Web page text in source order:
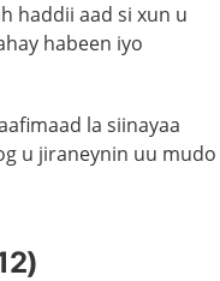
haddii aad si xun u
habeen iyo
la siinayaa
u jiraneynin uu mudo